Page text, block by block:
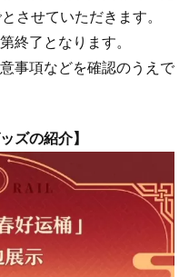
させていただきます。
終了となります。
事項などを確認のうえで
ズの紹介】